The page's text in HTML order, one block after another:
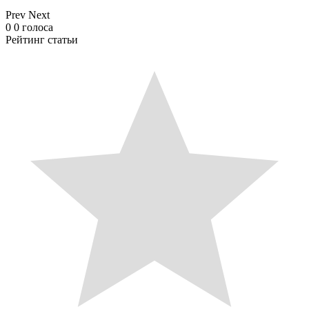
Prev Next
0 0 голоса
Рейтинг статьи